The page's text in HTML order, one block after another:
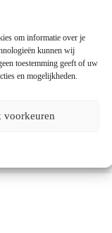
om informatie over je
kunnen wij
toestemming geeft of uw
en mogelijkheden.
voorkeuren